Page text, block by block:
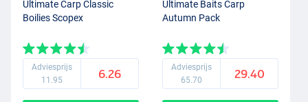
Ultimate Carp Classic
Boilies Scopex
Adviesprijs
11.95
6.26
Ultimate Baits Carp
Autumn Pack
Adviesprijs
65.70
29.40